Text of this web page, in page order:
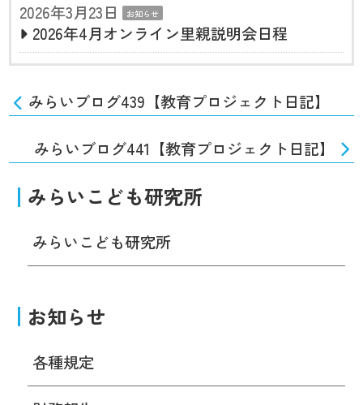
2026年3月23日
お知らせ
2026年4月オンライン里親説明会日程
みらいブログ439【教育プロジェクト日記】
みらいブログ441【教育プロジェクト日記】
みらいこども研究所
みらいこども研究所
お知らせ
各種規定